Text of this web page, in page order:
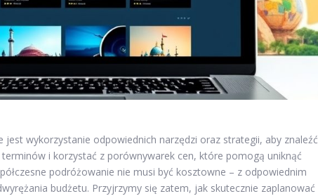
jest wykorzystanie odpowiednich narzędzi oraz strategii, aby znaleźć
i korzystać z porównywarek cen, które pomogą uniknąć
podróżowanie nie musi być kosztowne – z odpowiednim
budżetu. Przyjrzymy się zatem, jak skutecznie zaplanować